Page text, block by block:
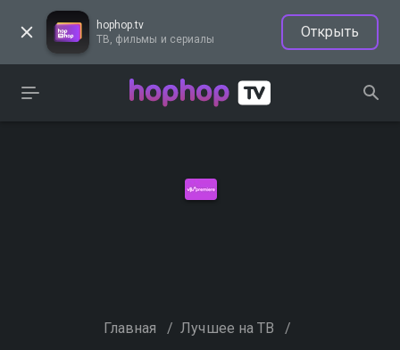
hophop.tv
ТВ, фильмы и сериалы
Открыть
Главная / Лучшее на ТВ /